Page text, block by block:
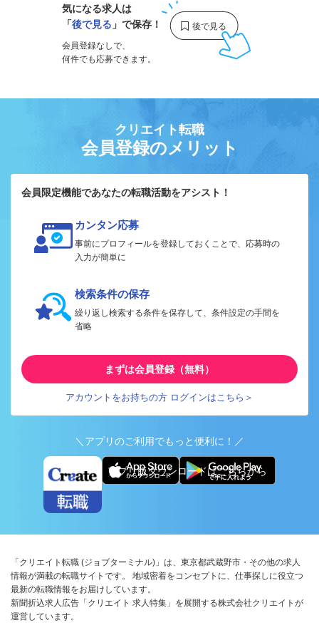
気になる求人は
「後で見る 」で保存！
会員登録なしで、
何件でも応募できます。
クリエイト転職
会員登録のメリット
会員限定機能であなたの転職活動をアシスト！
カンタン応募
事前にプロフィールを登録しておくことで、応募時の
入力が簡単に
検索条件の保存
繰り返し検索する条件を保存して、条件設定の手間を
省略
まずは会員登録（無料）
アカウントをお持ちの方 ログインはこちら＞
＼アプリのご利用でもっと便利に！／
アプリ版ダウンロードはこちらから
「クリエイト転職 (ジョブターミナル)」は、東京都武蔵野市・その他の求人
情報が満載の転職サイトです。 地域密着をコンセプトに、仕事探しに役立つ
最新の転職情報をお届けしています。
新聞折込求人広告「クリエイト 求人特集」を展開する株式会社クリエイトが
運営しています。